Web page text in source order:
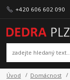
+420 606 602 090
Úvod Domácnost